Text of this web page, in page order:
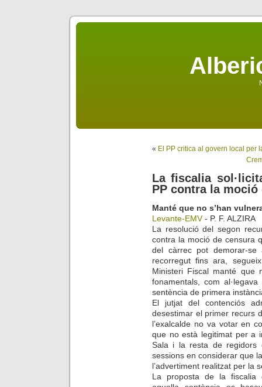
« El PP critica al govern local per
La fiscalia
PP contra la moció
Manté que no s’han
Levante-EMV- P. F. ALZIRA ­
La resolució del segon
contra la moció de censura
del càrrec pot demorar-se
recorregut fins ara,
Ministeri Fiscal manté que
fonamentals, com
sentència de primera
El jutjat del contenciós
desestimar el primer recurs
l’exalcalde no va votar en
que no està legitimat per a
Sala i la resta de regidors
sessions en considerar que
l’advertiment realitzat per la
La proposta de la fiscalia